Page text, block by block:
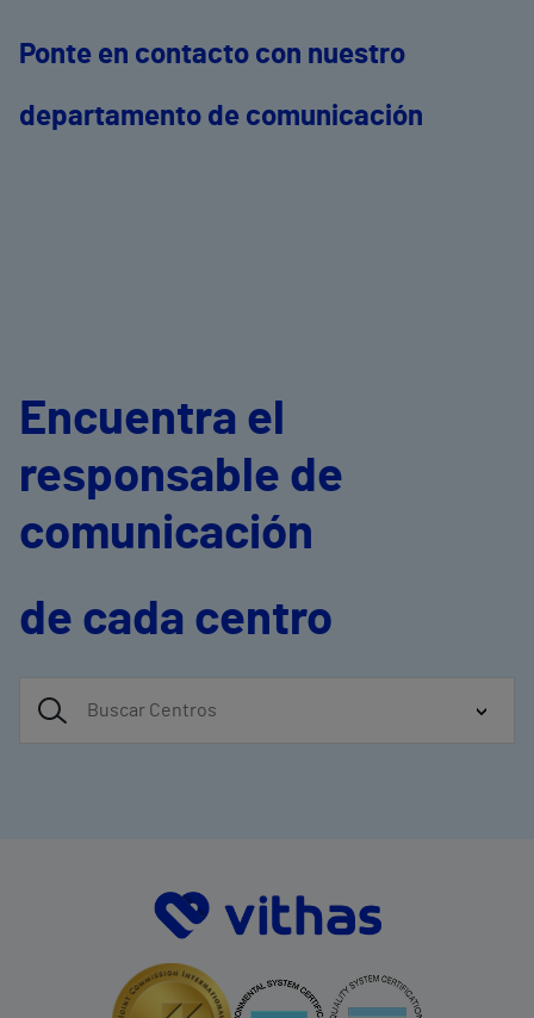
Ponte en contacto con nuestro
departamento de comunicación
Encuentra el
responsable de
comunicación
de cada centro